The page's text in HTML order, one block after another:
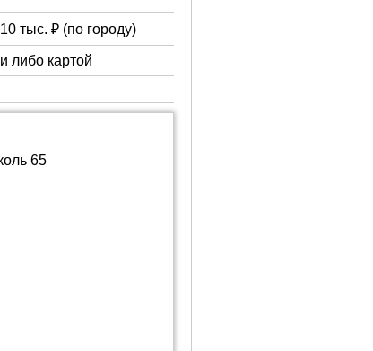
тыс. ₽ (по городу)
либо картой
65